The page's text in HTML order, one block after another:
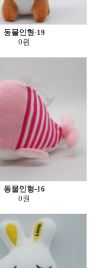
동물인형-19
0원
동물인형-16
0원